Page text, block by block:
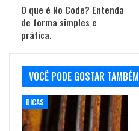
O que é No Code? Entenda
de forma simples e
prática.
VOCÊ PODE GOSTAR TAMBÉM
DICAS